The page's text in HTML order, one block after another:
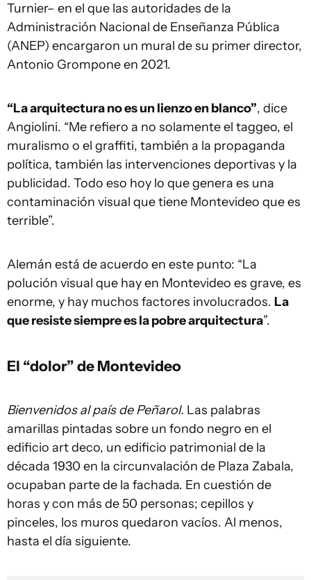
Turnier– en el que las autoridades de la
Administración Nacional de Enseñanza Pública
(ANEP) encargaron un mural de su primer director,
Antonio Grompone en 2021.
“La arquitectura no es un lienzo en blanco”, dice
Angiolini. “Me refiero a no solamente el taggeo, el
muralismo o el graffiti, también a la propaganda
política, también las intervenciones deportivas y la
publicidad. Todo eso hoy lo que genera es una
contaminación visual que tiene Montevideo que es
terrible”.
Alemán está de acuerdo en este punto: “La
polución visual que hay en Montevideo es grave, es
enorme, y hay muchos factores involucrados. La
que resiste siempre es la pobre arquitectura”.
El “dolor” de Montevideo
Bienvenidos al país de Peñarol. Las palabras
amarillas pintadas sobre un fondo negro en el
edificio art deco, un edificio patrimonial de la
década 1930 en la circunvalación de Plaza Zabala,
ocupaban parte de la fachada. En cuestión de
horas y con más de 50 personas; cepillos y
pinceles, los muros quedaron vacíos. Al menos,
hasta el día siguiente.